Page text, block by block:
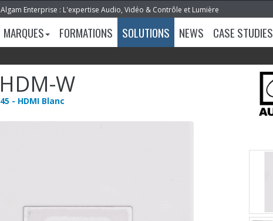
Algam Enterprise : L'expertise Audio, Vidéo & Contrôle et Lumière
MARQUES FORMATIONS SOLUTIONS NEWS CASE STUDIES
W
- HDMI Blanc